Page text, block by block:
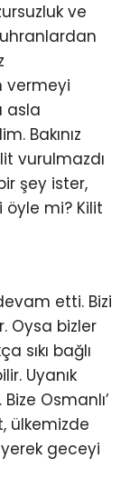
ve
vermeyi
asla
Bakınız
vurulmazdı
şey ister,
öyle mi? Kilit
etti. Bizi
Oysa bizler
sıkı bağlı
Uyanık
Osmanlı’
ülkemizde
geceyi